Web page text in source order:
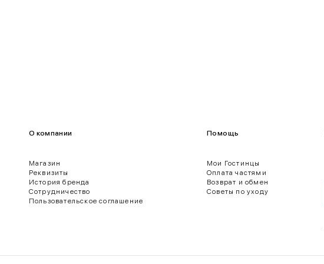
О компании
Магазин
Реквизиты
История бренда
Сотрудничество
Пользовательское соглашение
Помощь
Мои Гостинцы
Оплата частями
Возврат и обмен
Советы по уходу